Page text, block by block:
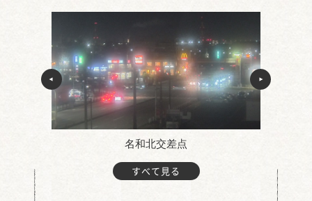
名和北交差点
すべて見る